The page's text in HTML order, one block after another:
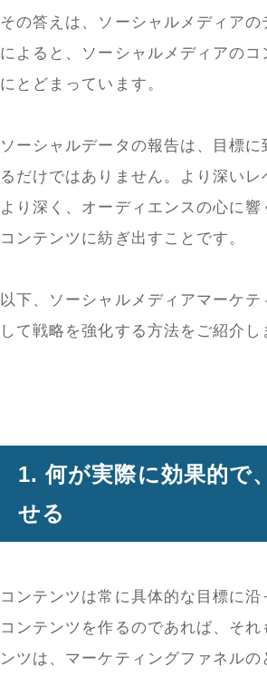
その答えは、ソーシャルメディア
によると、ソーシャルメディアの
にとどまっています。
ソーシャルデータの報告は、目標
るだけではありません。より深い
より深く、オーディエンスの心に
コンテンツに紡ぎ出すことです。
以下、ソーシャルメディアマーケ
して戦略を強化する方法をご紹介し
1. 何が実際に効果的で
せる
コンテンツは常に具体的な目標に
コンテンツを作るのであれば、そ
ンツは、マーケティングファネル